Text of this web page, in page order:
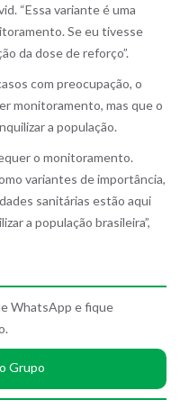
“Essa variante é uma
Se eu tivesse
da dose de reforço”.
com preocupação, o
monitoramento, mas que o
a população.
o monitoramento.
variantes de importância,
sanitárias estão aqui
a população brasileira”,
WhatsApp e fique
Grupo